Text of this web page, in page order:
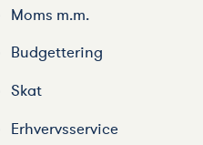
Moms m.m.
Budgettering
Skat
Erhvervsservice